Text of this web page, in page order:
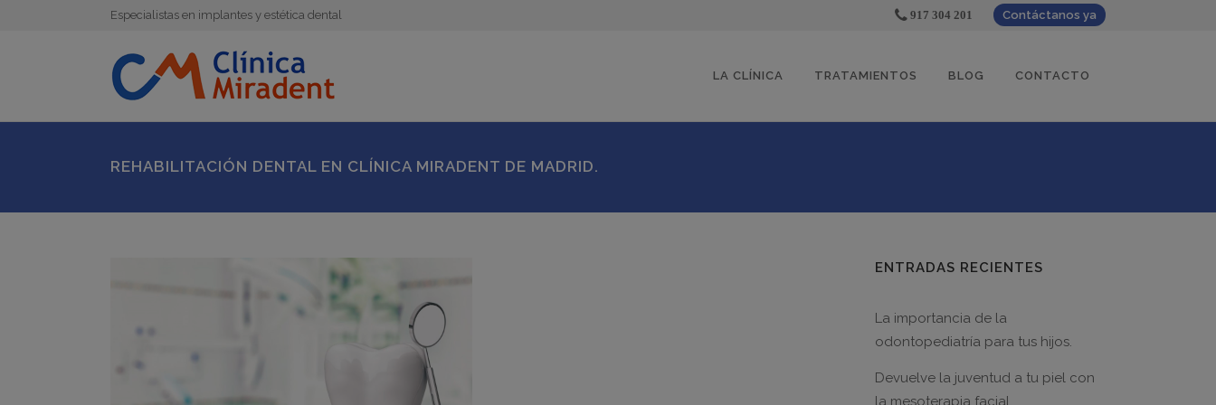
Especialistas en implantes y estética dental 917 304 201 Contáctanos ya
LA CLÍNICA TRATAMIENTOS BLOG CONTACTO
REHABILITACIÓN DENTAL EN CLÍNICA MIRADENT DE MADRID.
ENTRADAS RECIENTES
La importancia de la
odontopediatría para tus hijos.
Devuelve la juventud a tu piel con
la mesoterapia facial.